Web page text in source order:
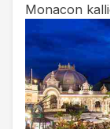
Monacon